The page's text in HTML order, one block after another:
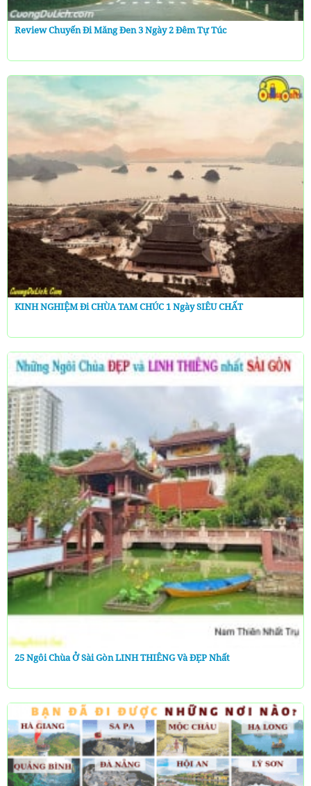
Review Chuyến Đi Măng Đen 3 Ngày 2 Đêm Tự Túc
KINH NGHIỆM Đi CHÙA TAM CHÚC 1 Ngày SIÊU CHẤT
25 Ngôi Chùa Ở Sài Gòn LINH THIÊNG Và ĐẸP Nhất